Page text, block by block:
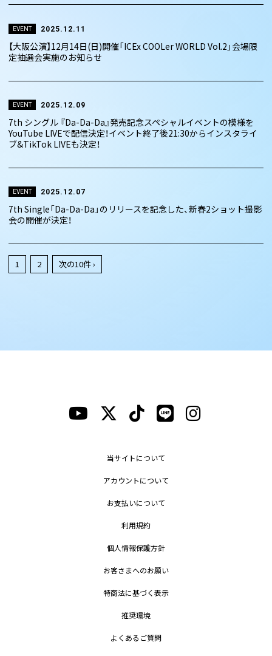
EVENT 2025.12.11
【大阪公演】12月14日(日)開催「ICEx COOLer WORLD Vol.2」会場限
定抽選会実施のお知らせ
EVENT 2025.12.09
7th シングル 『Da-Da-Da』発売記念スペシャルイベントの模様を
YouTube LIVEで配信決定！イベント終了後21:30からインスタライ
ブ&TikTok LIVEも決定！
EVENT 2025.12.07
7th Single「Da-Da-Da」のリリースを記念した、新春2ショット撮影
会の開催が決定！
1 2 次の10件 ›
当サイトについて
アカウントについて
お支払いについて
利用規約
個人情報保護方針
お客さまへのお願い
特商法に基づく表示
推奨環境
よくあるご質問